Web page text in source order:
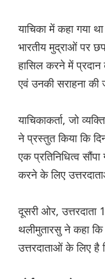
याचिका में कहा गया
भारतीय मुद्राओं पर
हासिल करने में
एवं उनकी सराहना की
याचिकाकर्ता, जो
ने प्रस्तुत किया कि
एक प्रतिनिधित्व
करने के लिए
दूसरी ओर,
थलीमुतारसु ने कहा कि
उत्तरदाताओं के लिए है